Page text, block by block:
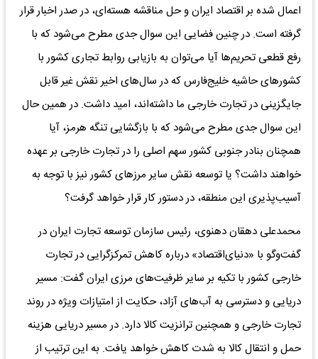
اعمال شده بر اقتصاد ایران و حل مناقشه هسته‌ای، در صدر اخبار قرار
گرفته است. در چنین فضایی این سوال جدی مطرح می‌شود که با
رفع قطعی تحریم‌ها آیا می‌توان به بازیابی روابط تجاری کشور با
کشورهای حاشیه خلیج‌فارس که در سال‌های اخیر نقش غیر قابل
جایگزینی در تجارت خارجی ما داشته‌اند، امید داشت. در همین حال
این سوال جدی مطرح می‌شود که با بازگشایی تنگه هرمز، آیا
همچنان بنادر جنوبی کشور سهم اصلی را در تجارت خارجی بر عهده
خواهند داشت؟ یا توسعه نقش سایر مرزهای کشور نیز با توجه به
آسیب‌پذیری این منطقه، در دستور کار قرار خواهد گرفت؟
محمدعلی دهقان دهنوی، رئیس سازمان توسعه تجارت ایران در
گفت‌وگو با «دنیای‌اقتصاد» درباره کاهش تمرکزگرایی در تجارت
خارجی کشور با تکیه بر سایر ظرفیت‌های مرزی ایران گفت: مسیر
دریایی و دسترسی به آب‌های آزاد، حکایت از امتیازات ویژه در روند
تجارت خارجی و همچنین ترانزیت کالا دارد. در مسیر دریایی هزینه
حمل‌ و انتقال کالا به شدت کاهش خواهد یافت. به این ترتیب از